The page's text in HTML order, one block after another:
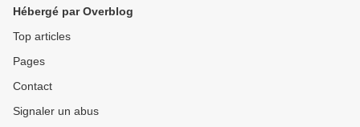
Hébergé par Overblog
Top articles
Pages
Contact
Signaler un abus